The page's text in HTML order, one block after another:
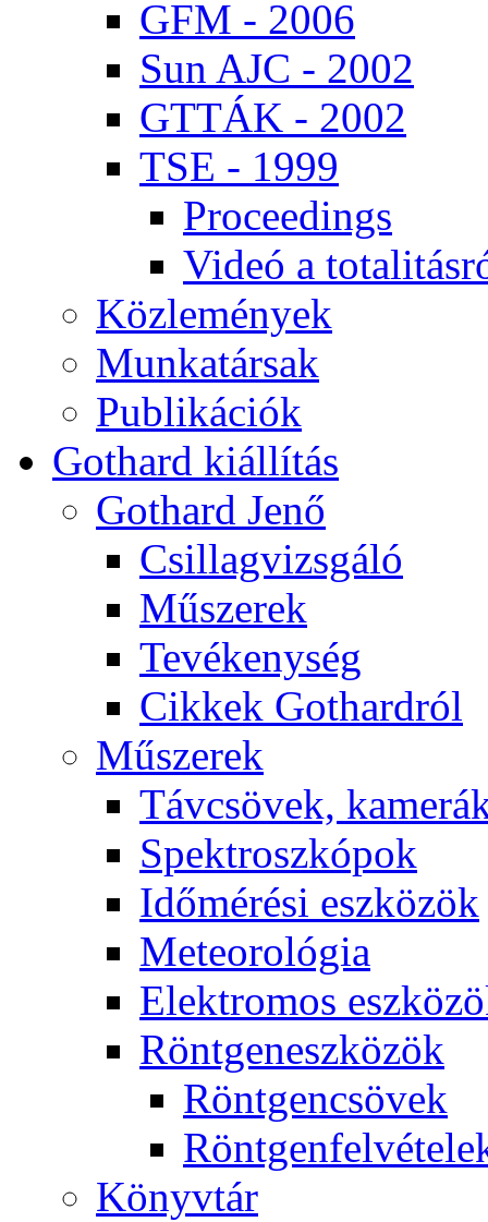
GFM - 2006
Sun AJC - 2002
GT­TÁK - 2002
TSE - 1999
Pro­ce­e­dings
Vi­deó a
Köz­le­mé­nyek
Mun­ka­tár­sak
Pub­li­ká­ci­ók
Got­hard ki­ál­lí­tás
Got­hard Je­nő
Csil­lag­vizs­gá­ló
Mű­sze­rek
Te­vé­keny­ség
Cik­kek Got­hard­ról
Mű­sze­rek
Táv­csö­vek,
Spekt­rosz­kó­pok
Idő­mé­ré­si esz­kö­zök
Me­te­o­ro­ló­gia
Elekt­ro­mos
Rönt­gen­esz­kö­zök
Rönt­gen­csö­vek
Könyv­tár